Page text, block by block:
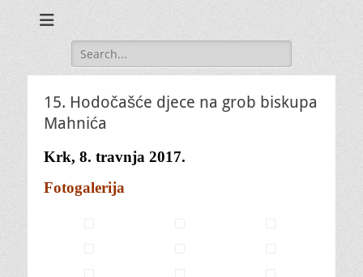
Search
for:
15. Hodočašće djece na grob biskupa
Mahnića
Krk, 8. travnja 2017.
Fotogalerija